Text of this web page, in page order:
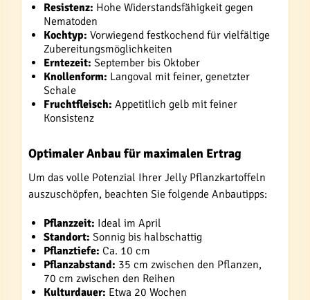
Resistenz: Hohe Widerstandsfähigkeit gegen
Nematoden
Kochtyp: Vorwiegend festkochend für vielfältige
Zubereitungsmöglichkeiten
Erntezeit: September bis Oktober
Knollenform: Langoval mit feiner, genetzter
Schale
Fruchtfleisch: Appetitlich gelb mit feiner
Konsistenz
Optimaler Anbau für maximalen Ertrag
Um das volle Potenzial Ihrer Jelly Pflanzkartoffeln
auszuschöpfen, beachten Sie folgende Anbautipps:
Pflanzzeit: Ideal im April
Standort: Sonnig bis halbschattig
Pflanztiefe: Ca. 10 cm
Pflanzabstand: 35 cm zwischen den Pflanzen,
70 cm zwischen den Reihen
Kulturdauer: Etwa 20 Wochen